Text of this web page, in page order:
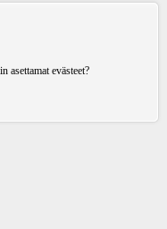
asettamat evästeet?